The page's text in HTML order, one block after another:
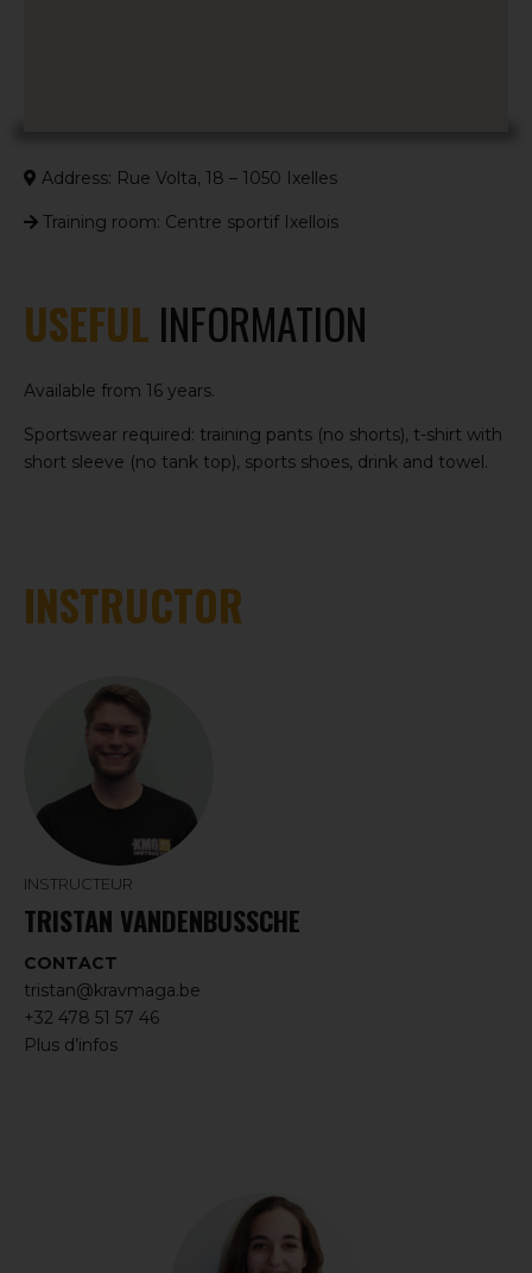
Address: Rue Volta, 18 – 1050 Ixelles
Training room: Centre sportif Ixellois
USEFUL INFORMATION
Available from 16 years.
Sportswear required: training pants (no shorts), t-shirt with
short sleeve (no tank top), sports shoes, drink and towel.
INSTRUCTOR
INSTRUCTEUR
TRISTAN VANDENBUSSCHE
CONTACT
tristan@kravmaga.be
+32 478 51 57 46
Plus d’infos